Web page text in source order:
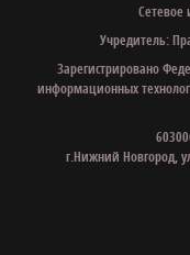
Сетевое
Учредитель:
Зарегистрировано
информационных
г.Нижний Новгород,